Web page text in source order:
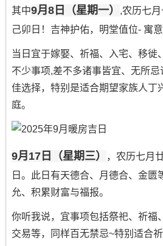
其中9月8日（星期一）
,农历七
己卯日！吉神护佑，明堂值位- 寓
当日宜于嫁娶、祈福、入宅、移徙
不少事项,差不多诸事皆宜、无所
佳选择，特别是适合期望家族人丁
庭。
9月17日（星期三）
，农历七月
日。此日有天德合、月德合、金匮
允、积累财富与福报。
你听我说，宜事项包括祭祀、祈福
交易等，同样百无禁忌~特别适合